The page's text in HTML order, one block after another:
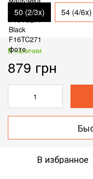
50 (2/3х) 54 (4/6х)
В наличии
879 грн
В избранное